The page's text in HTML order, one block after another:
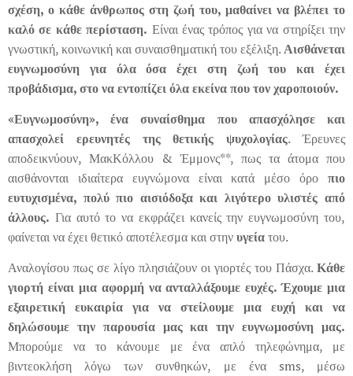
σχέση, ο κάθε άνθρωπος στη ζωή του, μαθαίνει να βλέπει το
καλό σε κάθε περίσταση. Είναι ένας τρόπος για να στηρίξει την
γνωστική, κοινωνική και συναισθηματική του εξέλιξη.Αισθάνεται
ευγνωμοσύνη για όλα όσα έχει στη ζωή του και έχει
προβάδισμα, στο να εντοπίζει όλα εκείνα που τον χαροποιούν.
«Ευγνωμοσύνη», ένα συναίσθημα που απασχόλησε και
απασχολεί ερευνητές της θετικής ψυχολογίας. Έρευνες
αποδεικνύουν, ΜακΚόλλου & Έμμονς**, πως τα άτομα που
αισθάνονται ιδιαίτερα ευγνώμονα είναι κατά μέσο όρο πιο
ευτυχισμένα, πολύ πιο αισιόδοξα και λιγότερο υλιστές από
άλλους. Για αυτό το να εκφράζει κανείς την ευγνωμοσύνη του,
φαίνεται να έχει θετικό αποτέλεσμα και στηνυγείατου.
Αναλογίσου πως σε λίγο πλησιάζουν οι γιορτές του Πάσχα.Κάθε
γιορτή είναι μια αφορμή να ανταλλάξουμε ευχές. Έχουμε μια
εξαιρετική ευκαιρία για να στείλουμε μια ευχή και να
δηλώσουμε την παρουσία μας και την ευγνωμοσύνη μας.
Μπορούμε να το κάνουμε με ένα απλό τηλεφώνημα, με
βιντεοκλήση λόγω των συνθηκών, με ένα sms, μέσω